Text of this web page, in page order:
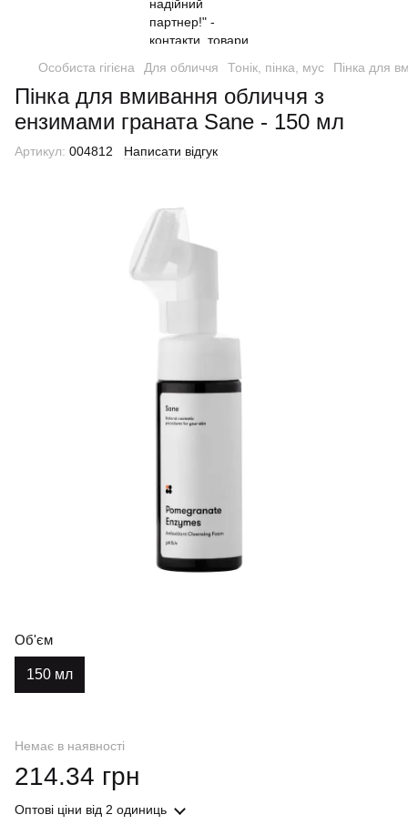
Особиста гігієна Для обличчя Тонік, пінка, мус Пінка для
Пінка для вмивання обличчя з
ензимами граната Sane - 150 мл
Артикул: 004812 Написати відгук
Об'єм
150 мл
Немає в наявності
214.34 грн
Оптові ціни від 2 одиниць